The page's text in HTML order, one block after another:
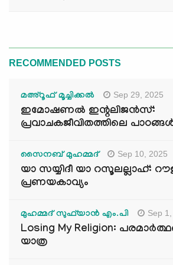
RECOMMENDED POSTS
മഅ്റൂഫ് മൂച്ചിക്കല്‍ Sep 29, 2025
ഇമോഷണൽ ഇന്റലിജൻസ്:
പ്രവാചകജീവിതത്തിലെ
സൈനബ് മുഹമ്മദ് Sep 10, 2025
യാ സയ്യിദീ യാ റസൂലല്ലാഹ്:
പ്രണയകാവ്യം
മുഹമ്മദ് സുഫ്‌യാൻ എം.പി Sep
Losing My Religion:
യാത്ര